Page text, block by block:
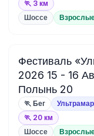
🏃 3 км
Шоссе
Фестиваль
2026 15 - 16
Полынь 20
🏃 Бег
🏃 20 км
Шоссе